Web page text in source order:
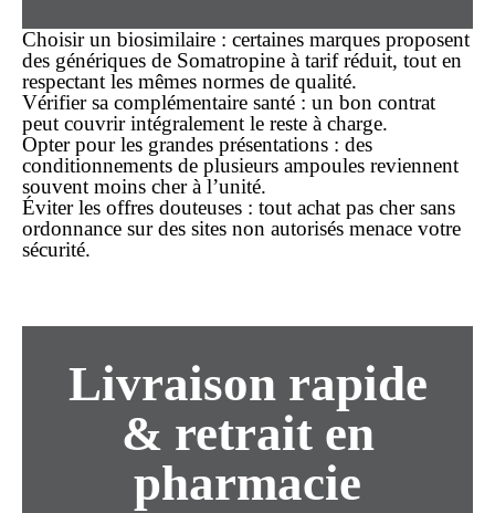
Choisir un biosimilaire : certaines marques proposent
des génériques de Somatropine à tarif réduit, tout en
respectant les mêmes normes de qualité.
Vérifier sa complémentaire santé : un bon contrat
peut couvrir intégralement le reste à charge.
Opter pour les grandes présentations : des
conditionnements de plusieurs ampoules reviennent
souvent moins cher à l’unité.
Éviter les offres douteuses : tout achat pas cher sans
ordonnance sur des sites non autorisés menace votre
sécurité.
Livraison rapide
& retrait en
pharmacie